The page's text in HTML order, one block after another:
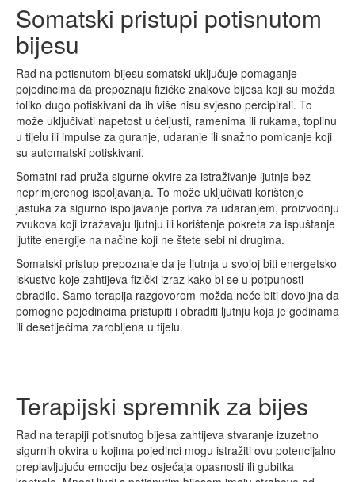
Somatski pristupi potisnutom
bijesu
Rad na potisnutom bijesu somatski uključuje pomaganje
pojedincima da prepoznaju fizičke znakove bijesa koji su možda
toliko dugo potiskivani da ih više nisu svjesno percipirali. To
može uključivati napetost u čeljusti, ramenima ili rukama, toplinu
u tijelu ili impulse za guranje, udaranje ili snažno pomicanje koji
su automatski potiskivani.
Somatni rad pruža sigurne okvire za istraživanje ljutnje bez
neprimjerenog ispoljavanja. To može uključivati korištenje
jastuka za sigurno ispoljavanje poriva za udaranjem, proizvodnju
zvukova koji izražavaju ljutnju ili korištenje pokreta za ispuštanje
ljutite energije na načine koji ne štete sebi ni drugima.
Somatski pristup prepoznaje da je ljutnja u svojoj biti energetsko
iskustvo koje zahtijeva fizički izraz kako bi se u potpunosti
obradilo. Samo terapija razgovorom možda neće biti dovoljna da
pomogne pojedincima pristupiti i obraditi ljutnju koja je godinama
ili desetljećima zarobljena u tijelu.
Terapijski spremnik za bijes
Rad na terapiji potisnutog bijesa zahtijeva stvaranje izuzetno
sigurnih okvira u kojima pojedinci mogu istražiti ovu potencijalno
preplavljujuću emociju bez osjećaja opasnosti ili gubitka